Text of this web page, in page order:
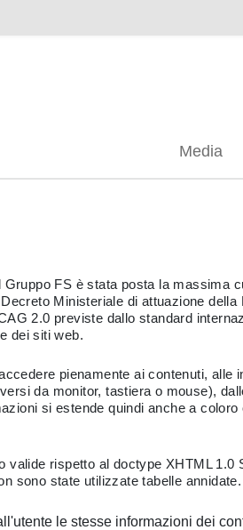
Media
FS è stata posta la massima
Ministeriale di attuazione
2.0 previste dallo standard
dei siti web.
pienamente ai contenuti,
da monitor, tastiera o mouse),
si estende quindi anche a
rispetto al doctype XHTML
sono state utilizzate tabelle
le stesse informazioni dei